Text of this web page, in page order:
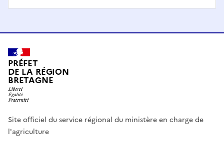
PRÉFET
DE LA RÉGION
BRETAGNE
Site officiel du service régional du ministère en charge de
l'agriculture